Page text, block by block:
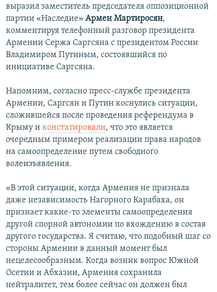
выразил заместитель председателя оппозиционной
партии «Наследие» Армен Мартиросян,
комментируя телефонный разговор президента
Армении Сержа Саргсяна с президентом России
Владимиром Путиным, состоявшийся по
инициативе Саргсяна.
Напомним, согласно пресс-службе президента
Армении, Саргсян и Путин коснулись ситуации,
сложившейся после проведения референдума в
Крыму и констатировали, что это является
очередным примером реализации права народов
на самоопределение путем свободного
волеизъявления.
«В этой ситуации, когда Армения не признала
даже независимость Нагорного Карабаха, он
признает какие-то элементы самоопределения
другой спорной автономии по вхождению в состав
другого государства. Я считаю, что подобный шаг со
стороны Армении в данный момент был
нецелесообразным. Когда возник вопрос Южной
Осетии и Абхазии, Армения сохранила
нейтралитет, тем более сейчас он должен был